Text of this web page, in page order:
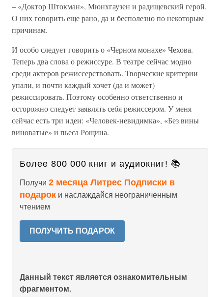
– «Доктор Штокман», Мюнхгаузен и радищевский герой.
О них говорить еще рано, да и бесполезно по некоторым
причинам.
И особо следует говорить о «Черном монахе» Чехова.
Теперь два слова о режиссуре. В театре сейчас модно
среди актеров режиссерствовать. Творческие критерии
упали, и почти каждый хочет (да и может)
режиссировать. Поэтому особенно ответственно и
осторожно следует заявлять себя режиссером. У меня
сейчас есть три идеи: «Человек-невидимка», «Без вины
виноватые» и пьеса Рощина.
Более 800 000 книг и аудиокниг! 📚
Получи 2 месяца Литрес Подписки в
подарок и наслаждайся неограниченным
чтением
ПОЛУЧИТЬ ПОДАРОК
Данный текст является ознакомительным
фрагментом.